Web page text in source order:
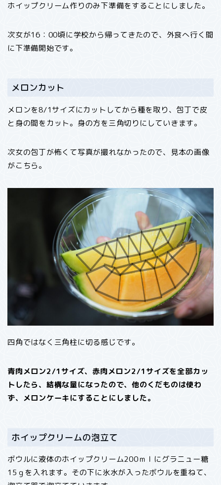
ホイップクリーム作りのみ下準備をすることにしました。
次女が16：00頃に学校から帰ってきたので、外食へ行く間
に下準備開始です。
メロンカット
メロンを8/1サイズにカットしてから種を取り、包丁で皮
と身の間をカット。身の方を三角切りにしていきます。
次女の包丁が怖くて写真が撮れなかったので、見本の画像
がこちら。
四角ではなく三角柱に切る感じです。
青肉メロン2/1サイズ、赤肉メロン2/1サイズを全部カッ
トしたら、結構な量になったので、他のくだものは使わ
ず、メロンケーキにすることにしました。
ホイップクリームの泡立て
ボウルに液体のホイップクリーム200ｍｌにグラニュー糖
15ｇを入れます。その下に氷水が入ったボウルを重ねて、